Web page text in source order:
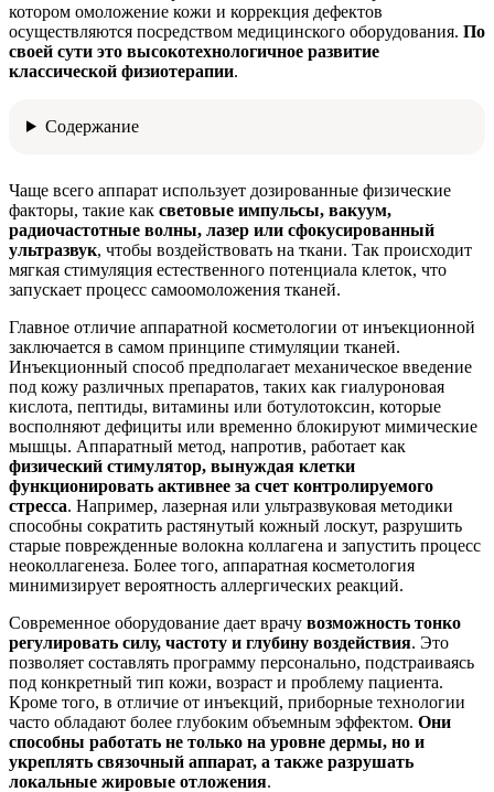
котором омоложение кожи и коррекция дефектов
осуществляются посредством медицинского оборудования. По
своей сути это высокотехнологичное развитие
классической физиотерапии.
Содержание
Чаще всего аппарат использует дозированные физические
факторы, такие как световые импульсы, вакуум,
радиочастотные волны, лазер или сфокусированный
ультразвук, чтобы воздействовать на ткани. Так происходит
мягкая стимуляция естественного потенциала клеток, что
запускает процесс самоомоложения тканей.
Главное отличие аппаратной косметологии от инъекционной
заключается в самом принципе стимуляции тканей.
Инъекционный способ предполагает механическое введение
под кожу различных препаратов, таких как гиалуроновая
кислота, пептиды, витамины или ботулотоксин, которые
восполняют дефициты или временно блокируют мимические
мышцы. Аппаратный метод, напротив, работает как
физический стимулятор, вынуждая клетки
функционировать активнее за счет контролируемого
стресса. Например, лазерная или ультразвуковая методики
способны сократить растянутый кожный лоскут, разрушить
старые поврежденные волокна коллагена и запустить процесс
неоколлагенеза. Более того, аппаратная косметология
минимизирует вероятность аллергических реакций.
Современное оборудование дает врачу возможность тонко
регулировать силу, частоту и глубину воздействия. Это
позволяет составлять программу персонально, подстраиваясь
под конкретный тип кожи, возраст и проблему пациента.
Кроме того, в отличие от инъекций, приборные технологии
часто обладают более глубоким объемным эффектом. Они
способны работать не только на уровне дермы, но и
укреплять связочный аппарат, а также разрушать
локальные жировые отложения.